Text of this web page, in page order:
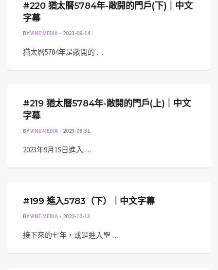
#220 猶太曆5784年-敞開的門戶(下)｜中文
字幕
BYVINE MEDIA 2023-09-14
猶太曆5784年是敞開的 …
#219 猶太曆5784年-敞開的門戶(上)｜中文
字幕
BYVINE MEDIA 2023-08-31
2023年9月15日進入 …
#199 進入5783（下）｜中文字幕
BYVINE MEDIA 2022-10-13
接下來的七年，或是進入聖 …